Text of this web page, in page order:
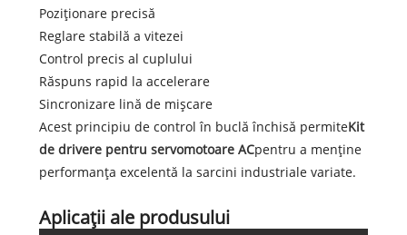
Poziționare precisă
Reglare stabilă a vitezei
Control precis al cuplului
Răspuns rapid la accelerare
Sincronizare lină de mișcare
Acest principiu de control în buclă închisă permiteKit
de drivere pentru servomotoare ACpentru a menține
performanța excelentă la sarcini industriale variate.
Aplicații ale produsului